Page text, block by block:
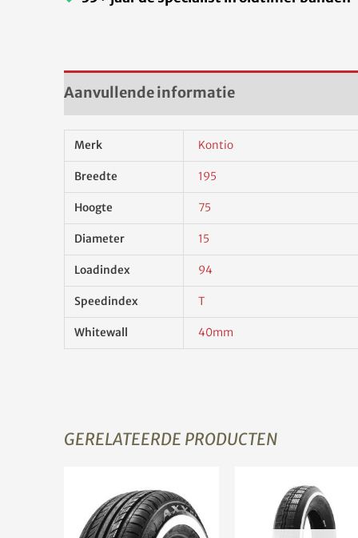
Aanvullende informatie
Merk Kontio
Breedte 195
Hoogte 75
Diameter 15
Loadindex 94
Speedindex T
Whitewall 40mm
GERELATEERDE PRODUCTEN